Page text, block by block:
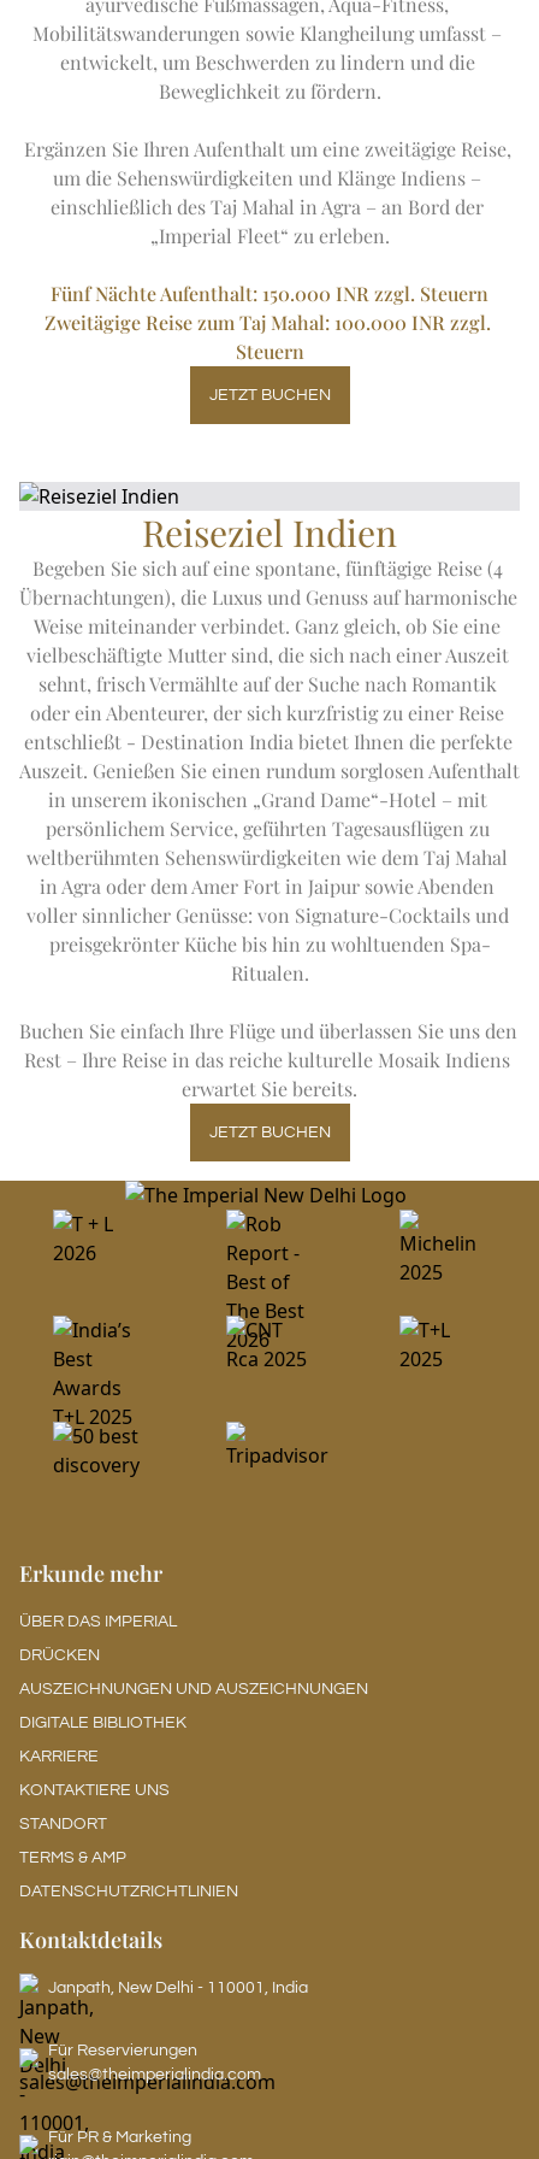
FITNESS
IMPERIAL SALON
STADTRUNDFAHRT
DIE IMPERIAL-FLOTTE
ABSEITS DER AUSGETRETENEN PFADE
KOMMENDE VERANSTALTUNGEN
Expand
WINTERANGEBOTE
ENDEFRJARUPTES
Mobilitätswanderungen sowie Klangheilung umfasst –
entwickelt, um Beschwerden zu lindern und die
Beweglichkeit zu fördern.
Ergänzen Sie Ihren Aufenthalt um eine zweitägige Reise,
um die Sehenswürdigkeiten und Klänge Indiens –
einschließlich des Taj Mahal in Agra – an Bord der
„Imperial Fleet“ zu erleben.
Fünf Nächte Aufenthalt: 150.000 INR zzgl. Steuern
Zweitägige Reise zum Taj Mahal: 100.000 INR zzgl.
Steuern
JETZT BUCHEN
Reiseziel Indien
Begeben Sie sich auf eine spontane, fünftägige Reise (4
Übernachtungen), die Luxus und Genuss auf harmonische
Weise miteinander verbindet. Ganz gleich, ob Sie eine
vielbeschäftigte Mutter sind, die sich nach einer Auszeit
sehnt, frisch Vermählte auf der Suche nach Romantik
oder ein Abenteurer, der sich kurzfristig zu einer Reise
entschließt - Destination India bietet Ihnen die perfekte
Auszeit. Genießen Sie einen rundum sorglosen Aufenthalt
in unserem ikonischen „Grand Dame“-Hotel – mit
persönlichem Service, geführten Tagesausflügen zu
weltberühmten Sehenswürdigkeiten wie dem Taj Mahal
in Agra oder dem Amer Fort in Jaipur sowie Abenden
voller sinnlicher Genüsse: von Signature-Cocktails und
preisgekrönter Küche bis hin zu wohltuenden Spa-
Ritualen.
Buchen Sie einfach Ihre Flüge und überlassen Sie uns den
Rest – Ihre Reise in das reiche kulturelle Mosaik Indiens
erwartet Sie bereits.
JETZT BUCHEN
Erkunde mehr
ÜBER DAS IMPERIAL
DRÜCKEN
AUSZEICHNUNGEN UND AUSZEICHNUNGEN
DIGITALE BIBLIOTHEK
KARRIERE
KONTAKTIERE UNS
STANDORT
TERMS & AMP
DATENSCHUTZRICHTLINIEN
Kontaktdetails
Janpath, New Delhi - 110001, India
Für Reservierungen
sales@theimperialindia.com
Für PR & Marketing